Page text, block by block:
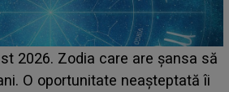
prima zi. Cine sunt artiștii
și de la ce ore au loc cele mai